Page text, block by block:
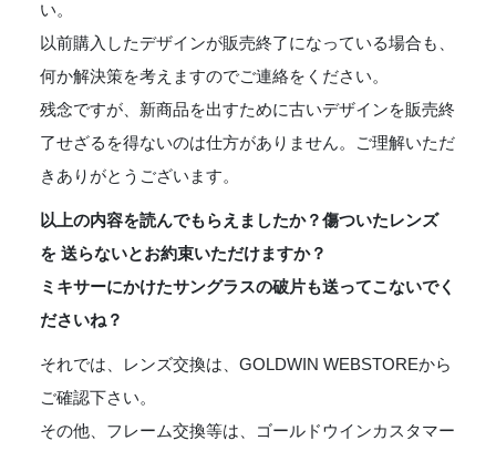
い。
以前購入したデザインが販売終了になっている場合も、
何か解決策を考えますのでご連絡をください。
残念ですが、新商品を出すために古いデザインを販売終
了せざるを得ないのは仕方がありません。ご理解いただ
きありがとうございます。
以上の内容を読んでもらえましたか？傷ついたレンズ
を 送らないとお約束いただけますか？
ミキサーにかけたサングラスの破片も送ってこないでく
ださいね？
それでは、レンズ交換は、GOLDWIN WEBSTOREから
ご確認下さい。
その他、フレーム交換等は、ゴールドウインカスタマー